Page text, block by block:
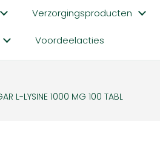
Verzorgingsproducten
Voordeelacties
L-LYSINE 1000 MG 100 TABL